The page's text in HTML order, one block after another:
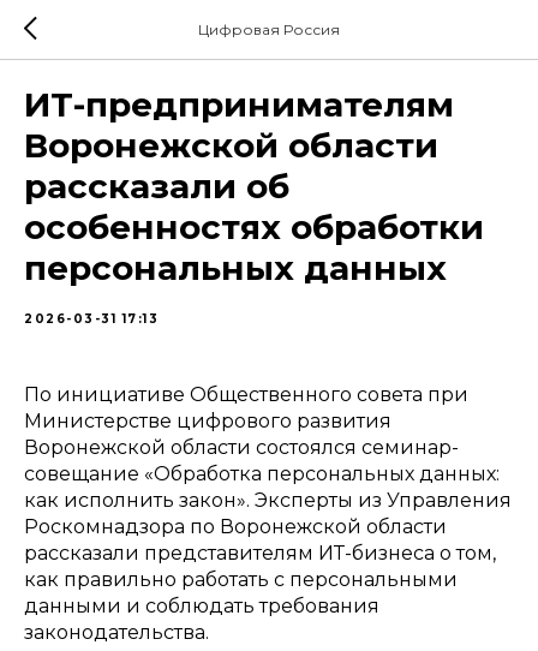
Цифровая Россия
ИТ-предпринимателям
Воронежской области
рассказали об
особенностях обработки
персональных данных
2026-03-31 17:13
По инициативе Общественного совета при
Министерстве цифрового развития
Воронежской области состоялся семинар-
совещание «Обработка персональных данных:
как исполнить закон». Эксперты из Управления
Роскомнадзора по Воронежской области
рассказали представителям ИТ-бизнеса о том,
как правильно работать с персональными
данными и соблюдать требования
законодательства.